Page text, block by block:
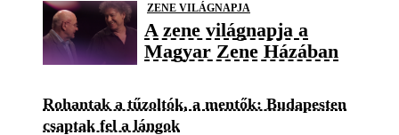
ZENE VILÁGNAPJA
A zene világnapja a
Magyar Zene Házában
Rohantak a tűzoltók, a mentők: Budapesten
csaptak fel a lángok